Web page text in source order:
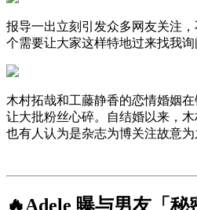
报导一出立刻引发众多网友关注
个需要让大家这样特地过来找我
木村拓哉和工藤静香的恋情婚姻
让大批粉丝心碎。自结婚以来，
也有人认为是杂志为博关注故意为
🔥Adele 曝与男友「